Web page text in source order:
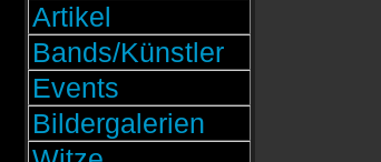
Artikel
Bands/Künstler
Events
Bildergalerien